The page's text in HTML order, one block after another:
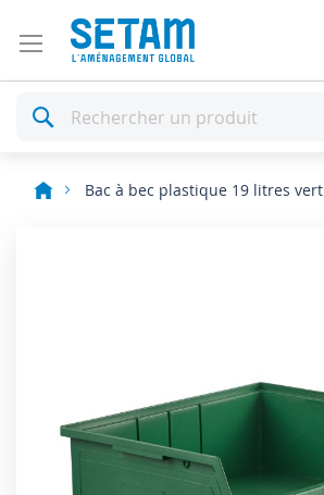
Rechercher
Bac à bec plastique 19 litres vert